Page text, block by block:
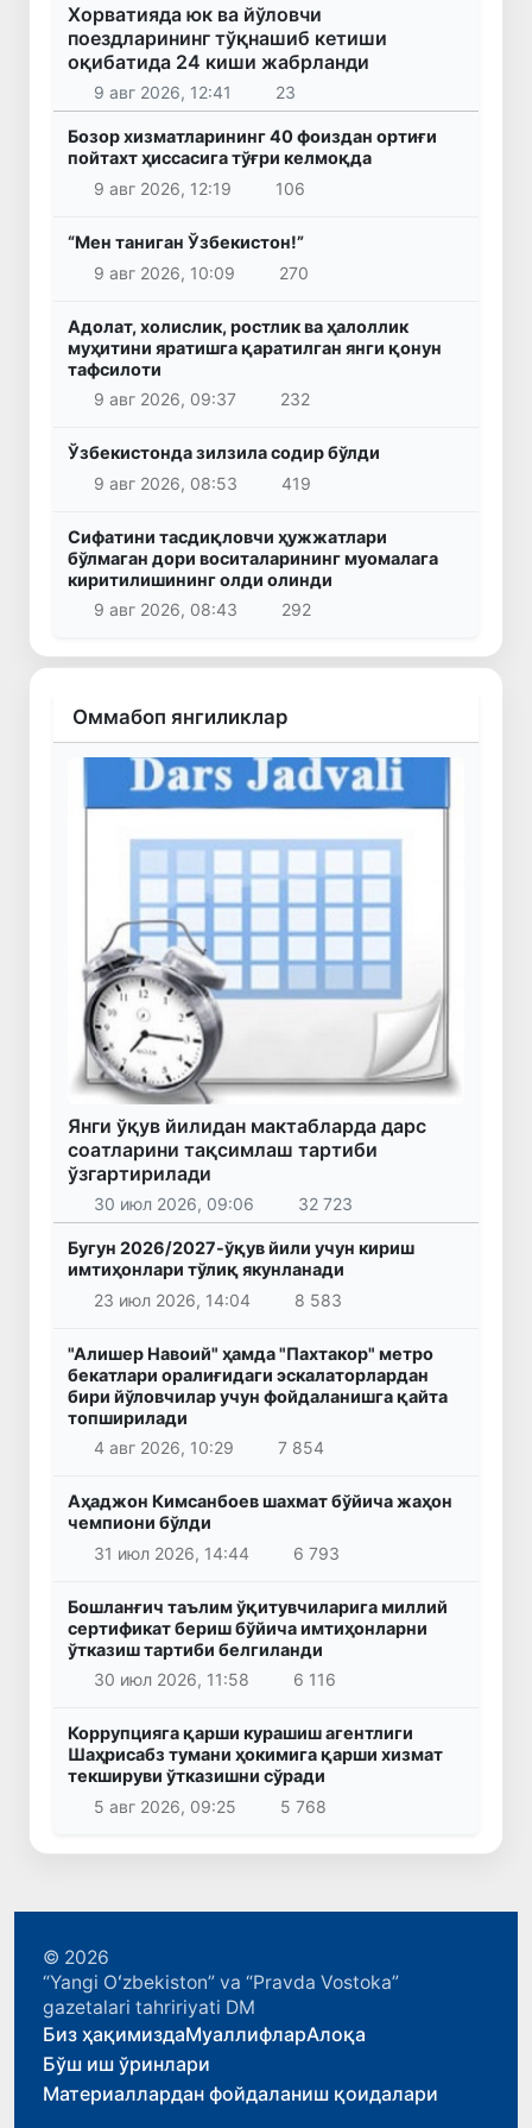
Хорватияда юк ва йўловчи
поездларининг тўқнашиб кетиши
оқибатида 24 киши жабрланди
9 авг 2026, 12:41 23
Бозор хизматларининг 40 фоиздан ортиғи
пойтахт ҳиссасига тўғри келмоқда
9 авг 2026, 12:19
106
“Мен таниган Ўзбекистон!”
9 авг 2026, 10:09
270
Адолат, холислик, ростлик ва ҳалоллик
муҳитини яратишга қаратилган янги қонун
тафсилоти
9 авг 2026, 09:37
232
Ўзбекистонда зилзила содир бўлди
9 авг 2026, 08:53
419
Сифатини тасдиқловчи ҳужжатлари
бўлмаган дори воситаларининг муомалага
киритилишининг олди олинди
9 авг 2026, 08:43
292
Оммабоп янгиликлар
Янги ўқув йилидан мактабларда дарс
соатларини тақсимлаш тартиби
ўзгартирилади
30 июл 2026, 09:06 32 723
Бугун 2026/2027-ўқув йили учун кириш
имтиҳонлари тўлиқ якунланади
23 июл 2026, 14:04
8 583
"Алишер Навоий" ҳамда "Пахтакор" метро
бекатлари оралиғидаги эскалаторлардан
бири йўловчилар учун фойдаланишга қайта
топширилади
4 авг 2026, 10:29
7 854
Аҳаджон Кимсанбоев шахмат бўйича жаҳон
чемпиони бўлди
31 июл 2026, 14:44
6 793
Бошланғич таълим ўқитувчиларига миллий
сертификат бериш бўйича имтиҳонларни
ўтказиш тартиби белгиланди
30 июл 2026, 11:58
6 116
Коррупцияга қарши курашиш агентлиги
Шаҳрисабз тумани ҳокимига қарши хизмат
текшируви ўтказишни сўради
5 авг 2026, 09:25
5 768
© 2026
“Yangi Oʻzbekiston” va “Pravda Vostoka”
gazetalari tahririyati DM
Биз ҳақимиздаМуаллифларАлоқа
Бўш иш ўринлари
Материаллардан фойдаланиш қоидалари